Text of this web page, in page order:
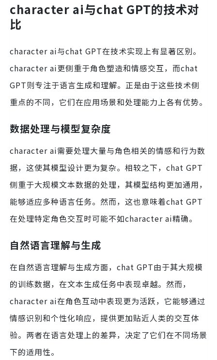
character ai与chat GPT的技术对
比
character ai与chat GPT在技术实现上有显著区别。
character ai更侧重于角色塑造和情感交互，而chat
GPT则专注于语言生成和理解。正是由于这些技术侧
重点的不同，它们在应用场景和处理能力上各有优势。
数据处理与模型复杂度
character ai需要处理大量与角色相关的情感和行为数
据，这使其模型设计更为复杂。相较之下，chat GPT
侧重于大规模文本数据的处理，其模型结构更加通用，
能够适应多种语言任务。然而，这也意味着chat GPT
在处理特定角色交互时可能不如character ai精确。
自然语言理解与生成
在自然语言理解与生成方面，chat GPT由于其大规模
的训练数据，在文本生成任务中表现卓越。然而，
character ai在角色互动中表现更为活跃，它能够通过
情感识别和个性化响应，提供更加贴近人类的交互体
验。两者在语言处理上的差异，决定了它们在不同场景
下的适用性。